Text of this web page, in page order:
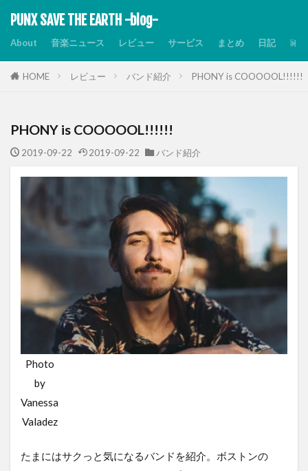
PUNX SAVE THE EARTH -blog-
About 音楽ニュース レビュー サービス まとめ 日記
HOME レビュー バンド紹介 PHONY is COOOOOL!!!!!!
PHONY is COOOOOL!!!!!!
2019-09-22 2019-09-22 バンド紹介
Photo
by
Vanessa
Valadez
たまにはサクっと気になるバンドを紹介。ボストンの